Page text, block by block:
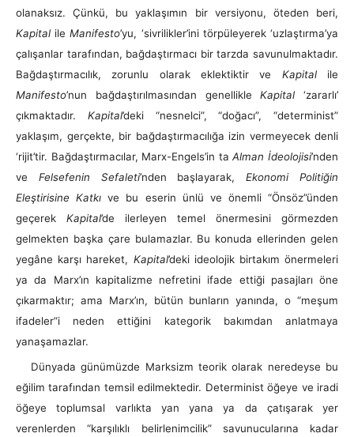
olanaksız. Çünkü, bu yaklaşımın bir versiyonu, öteden beri,
Kapital ileManifesto’yu, ‘sivrilikler’ini törpüleyerek ‘uzlaştırma’ya
çalışanlar tarafından, bağdaştırmacı bir tarzda savunulmaktadır.
Bağdaştırmacılık, zorunlu olarak eklektiktir ve Kapitalile
Manifesto’nun bağdaştırılmasından genellikleKapital ‘zararlı’
çıkmaktadır. Kapital’deki “nesnelci”, “doğacı”, “determinist”
yaklaşım, gerçekte, bir bağdaştırmacılığa izin vermeyecek denli
‘rijit’tir. Bağdaştırmacılar, Marx-Engels’in taAlman İdeolojisi’nden
ve Felsefenin Sefaleti’nden başlayarak,Ekonomi Politiğin
Eleştirisine Katkı ve bu eserin ünlü ve önemli “Önsöz”ünden
geçerek Kapital’de ilerleyen temel önermesini görmezden
gelmekten başka çare bulamazlar. Bu konuda ellerinden gelen
yegâne karşı hareket, Kapital’deki ideolojik birtakım önermeleri
ya da Marx’ın kapitalizme nefretini ifade ettiği pasajları öne
çıkarmaktır; ama Marx’ın, bütün bunların yanında, o “meşum
ifadeler”i neden ettiğini kategorik bakımdan anlatmaya
yanaşamazlar.
Dünyada günümüzde Marksizm teorik olarak neredeyse bu
eğilim tarafından temsil edilmektedir. Determinist öğeye ve iradi
öğeye toplumsal varlıkta yan yana ya da çatışarak yer
verenlerden “karşılıklı belirlenimcilik” savunucularına kadar